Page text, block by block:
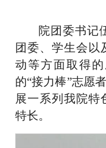
院团委书记
团委、学生会以
动等方面取得
的“接力棒”志愿
展一系列我院特
特长。